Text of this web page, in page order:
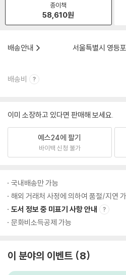
종이책
58,610원
배송안내
서울특별시 영등
배송비
이미 소장하고 있다면 판매해 보세요.
예스24에 팔기
바이백 신청 불가
국내배송만 가능
해외 거래처 사정에 의하여 품절/지연
도서 정보 중 미표기 사항 안내
문화비소득공제 가능
이 분야의 이벤트 8